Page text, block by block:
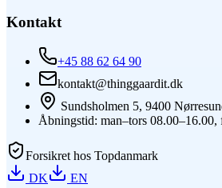
Kontakt
+45 88 62 64 90
kontakt@thinggaardit.dk
Sundsholmen 5, 9400
Åbningstid: man–tors 08.00–16.00,
Forsikret hos Topdanmark
DK
EN